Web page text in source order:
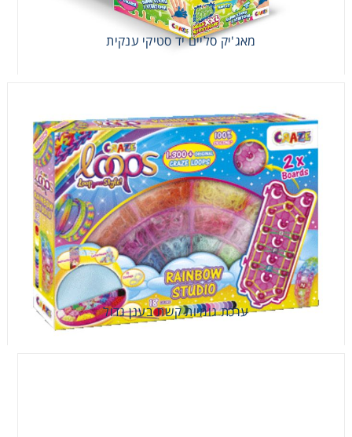
מאג'יק סליים יד סטיקי ענקית
ערכת גומיות קשת בענן גדול
מאג'יק סליים יד סטיקי ענקית